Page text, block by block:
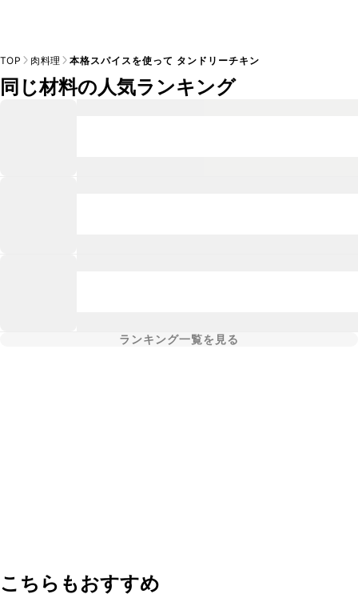
TOP 肉料理 本格スパイスを使って タンドリーチキン
同じ材料の人気ランキング
ランキング一覧を見る
こちらもおすすめ